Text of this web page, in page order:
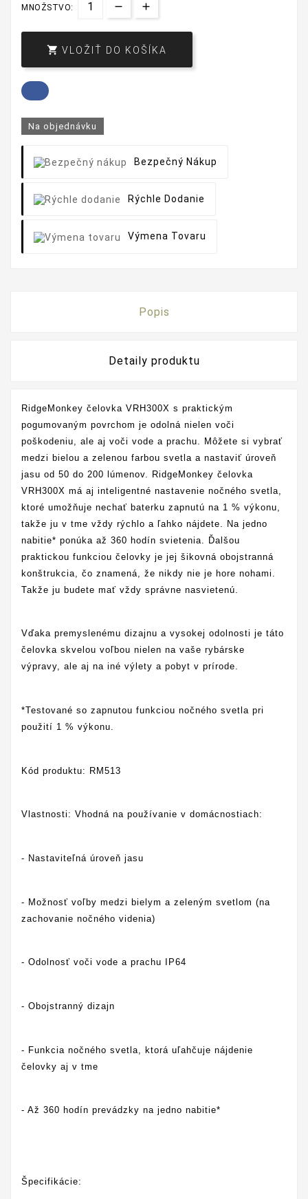
MNOŽSTVO:
 VLOŽIŤ DO KOŠÍKA
Na objednávku
Bezpečný Nákup
Rýchle Dodanie
Výmena Tovaru
Popis
Detaily produktu
RidgeMonkey čelovka VRH300X s praktickým
pogumovaným povrchom je odolná nielen voči
poškodeniu, ale aj voči vode a prachu. Môžete si vybrať
medzi bielou a zelenou farbou svetla a nastaviť úroveň
jasu od 50 do 200 lúmenov. RidgeMonkey čelovka
VRH300X má aj inteligentné nastavenie nočného svetla,
ktoré umožňuje nechať baterku zapnutú na 1 % výkonu,
takže ju v tme vždy rýchlo a ľahko nájdete. Na jedno
nabitie* ponúka až 360 hodín svietenia. Ďalšou
praktickou funkciou čelovky je jej šikovná obojstranná
konštrukcia, čo znamená, že nikdy nie je hore nohami.
Takže ju budete mať vždy správne nasvietenú.
Vďaka premyslenému dizajnu a vysokej odolnosti je táto
čelovka skvelou voľbou nielen na vaše rybárske
výpravy, ale aj na iné výlety a pobyt v prírode.
*Testované so zapnutou funkciou nočného svetla pri
použití 1 % výkonu.
Kód produktu: RM513
Vlastnosti: Vhodná na používanie v domácnostiach:
- Nastaviteľná úroveň jasu
- Možnosť voľby medzi bielym a zeleným svetlom (na
zachovanie nočného videnia)
- Odolnosť voči vode a prachu IP64
- Obojstranný dizajn
- Funkcia nočného svetla, ktorá uľahčuje nájdenie
čelovky aj v tme
- Až 360 hodín prevádzky na jedno nabitie*
Špecifikácie: